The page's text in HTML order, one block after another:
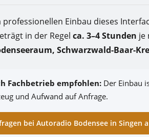
Einbau dieses
in der Regel ca. 3–4 Stunden je
Schwarzwald-Baar-
Fachbetrieb empfohlen: Der Einbau
und Aufwand auf Anfrage.
bei Autoradio Bodensee in Singen